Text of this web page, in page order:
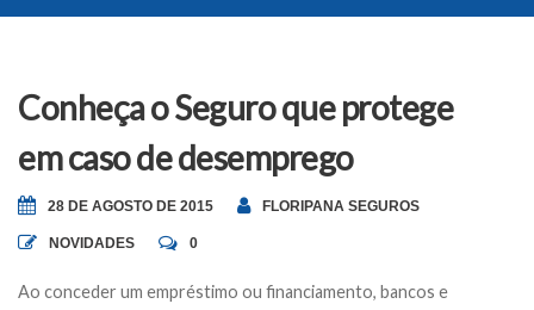
Conheça o Seguro que protege
em caso de desemprego
28 DE AGOSTO DE 2015 FLORIPANA SEGUROS
NOVIDADES 0
Ao conceder um empréstimo ou financiamento, bancos e